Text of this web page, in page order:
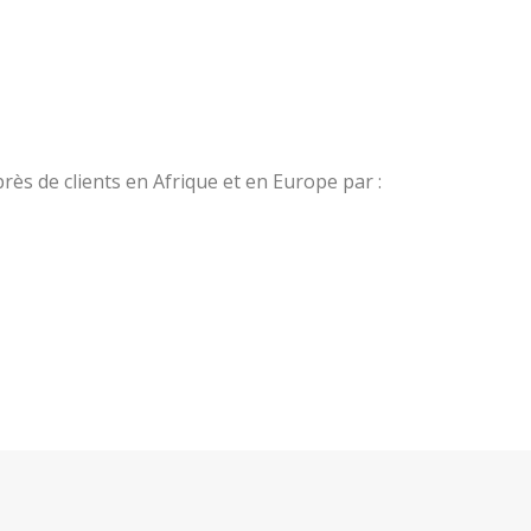
de clients en Afrique et en Europe par :